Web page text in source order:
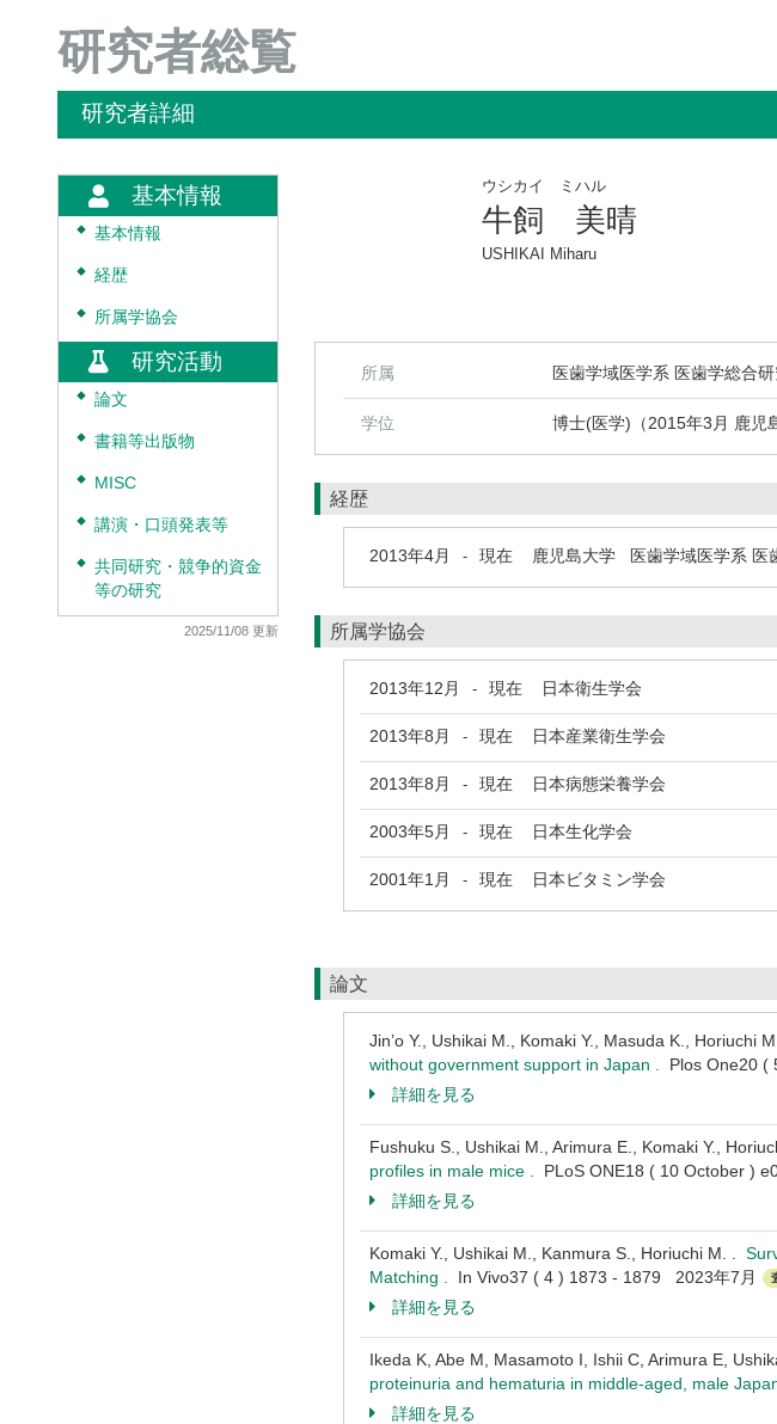
研究者総覧
研究者詳細
基本情報
◆ 基本情報
◆ 経歴
◆ 所属学協会
研究活動
◆ 論文
◆ 書籍等出版物
◆ MISC
◆ 講演・口頭発表等
◆
共同研究・競争的資金
等の研究
2025/11/08 更新
ウシカイ ミハル
牛飼 美晴
USHIKAI Miharu
所属 医歯学域医学系 医歯学総合
学位 博士(医学)（2015年3月 鹿児
経歴
2013年4月 - 現在 鹿児島大学 医歯学域医学系 医
所属学協会
2013年12月 - 現在 日本衛生学会
2013年8月 - 現在 日本産業衛生学会
2013年8月 - 現在 日本病態栄養学会
2003年5月 - 現在 日本生化学会
2001年1月 - 現在 日本ビタミン学会
論文
Jin’o Y., Ushikai M., Komaki Y., Masuda K., Horiuchi
without government support in Japan . Plos One20 (
詳細を見る
Fushuku S., Ushikai M., Arimura E., Komaki Y.,
profiles in male mice . PLoS ONE18 ( 10 October )
詳細を見る
Komaki Y., Ushikai M., Kanmura S., Horiuchi M. .
Matching . In Vivo37 ( 4 ) 1873 - 1879 2023年7月
詳細を見る
Ikeda K, Abe M, Masamoto I, Ishii C, Arimura E,
proteinuria and hematuria in middle-aged, male
詳細を見る